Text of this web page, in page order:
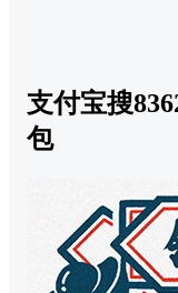
支付宝搜
包